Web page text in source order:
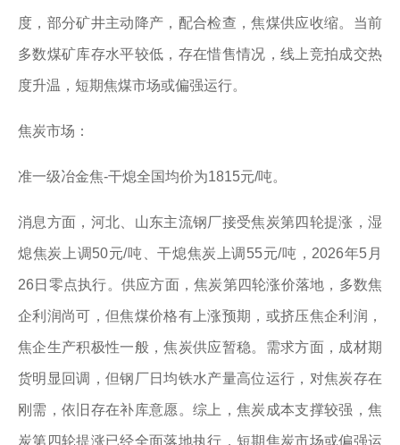
度，部分矿井主动降产，配合检查，焦煤供应收缩。当前
多数煤矿库存水平较低，存在惜售情况，线上竞拍成交热
度升温，短期焦煤市场或偏强运行。
焦炭市场：
准一级冶金焦-干熄全国均价为1815元/吨。
消息方面，河北、山东主流钢厂接受焦炭第四轮提涨，湿
熄焦炭上调50元/吨、干熄焦炭上调55元/吨，2026年5月
26日零点执行。供应方面，焦炭第四轮涨价落地，多数焦
企利润尚可，但焦煤价格有上涨预期，或挤压焦企利润，
焦企生产积极性一般，焦炭供应暂稳。需求方面，成材期
货明显回调，但钢厂日均铁水产量高位运行，对焦炭存在
刚需，依旧存在补库意愿。综上，焦炭成本支撑较强，焦
炭第四轮提涨已经全面落地执行，短期焦炭市场或偏强运